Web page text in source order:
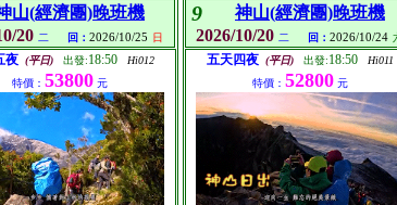
10月
10月
10月
10月
11月
11月
11月
11月
山(經濟團)晚班機
20 二 回： 2026/10/25 日
夜 (平日) 出發:18:50
Hi012
特價： 53800 元
9
神山(經濟團)晚班機
2026/10/20 二 回： 2026/10/24
五天四夜 (平日) 出發:18:50
Hi011
特價： 52800 元